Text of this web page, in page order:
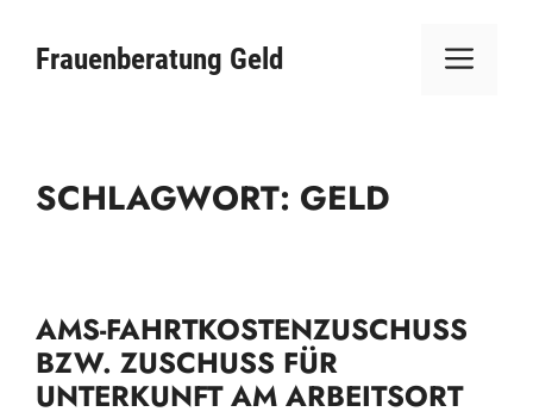
InhaltFrauenberatung Geld
SCHLAGWORT: GELD
AMS-FAHRTKOSTENZUSCHUSS
BZW. ZUSCHUSS FÜR
UNTERKUNFT AM ARBEITSORT